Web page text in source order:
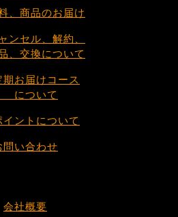
、商品のお届け
ンセル、解約、
交換について
お届けコース
ついて
イントについて
問い合わせ
会社概要